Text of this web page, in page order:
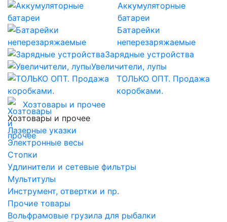
Аккумуляторные
батареи
Батарейки
неперезаряжаемые
Зарядные устройства
Увеличители, лупы
ТОЛЬКО ОПТ. Продажа
коробками.
Хозтовары и прочее
Хозтовары и прочее
Лазерные указки
Электронные весы
Стопки
Удлинители и сетевые фильтры
Мультитулы
Инструмент, отвертки и пр.
Прочие товары
Вольфрамовые грузила для рыбалки